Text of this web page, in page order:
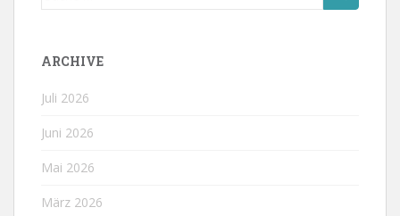
ARCHIVE
Juli 2026
Juni 2026
Mai 2026
März 2026